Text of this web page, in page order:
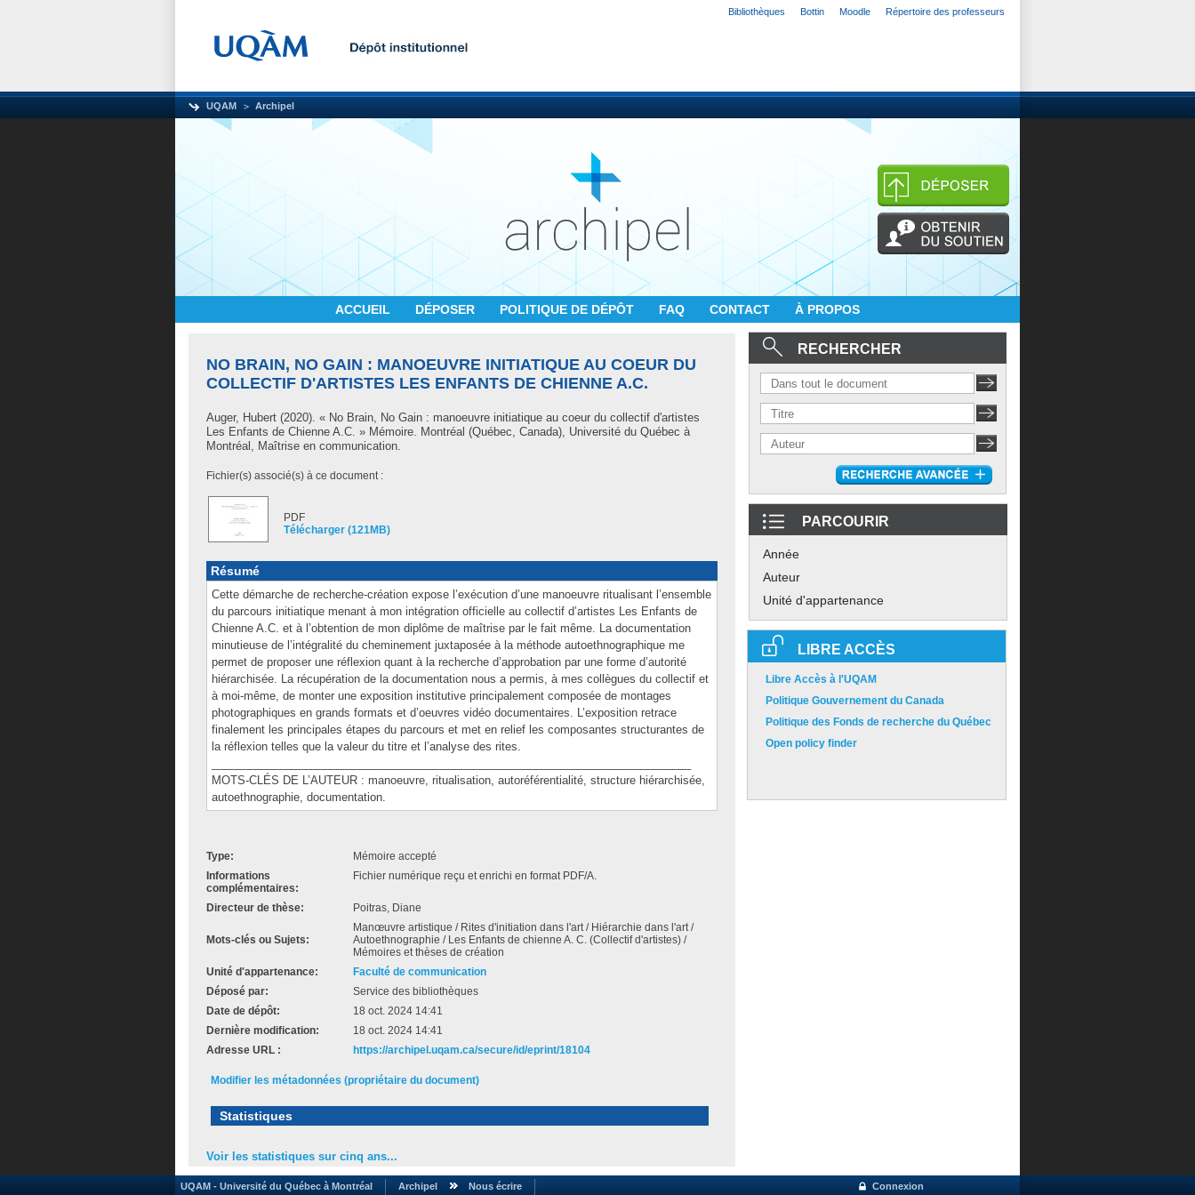
Bibliothèques Bottin Moodle Répertoire des professeurs
UQAM Archipel
ACCUEIL DÉPOSER POLITIQUE DE DÉPÔT FAQ CONTACT À PROPOS
NO BRAIN, NO GAIN : MANOEUVRE INITIATIQUE AU COEUR DU
COLLECTIF D'ARTISTES LES ENFANTS DE CHIENNE A.C.
Auger, Hubert (2020). « No Brain, No Gain : manoeuvre initiatique au coeur du collectif d'artistes
Les Enfants de Chienne A.C. » Mémoire. Montréal (Québec, Canada), Université du Québec à
Montréal, Maîtrise en communication.
Fichier(s) associé(s) à ce document :
PDF
Télécharger (121MB)
Résumé
Cette démarche de recherche-création expose l’exécution d’une manoeuvre ritualisant l’ensemble
du parcours initiatique menant à mon intégration officielle au collectif d’artistes Les Enfants de
Chienne A.C. et à l’obtention de mon diplôme de maîtrise par le fait même. La documentation
minutieuse de l’intégralité du cheminement juxtaposée à la méthode autoethnographique me
permet de proposer une réflexion quant à la recherche d’approbation par une forme d’autorité
hiérarchisée. La récupération de la documentation nous a permis, à mes collègues du collectif et
à moi-même, de monter une exposition institutive principalement composée de montages
photographiques en grands formats et d’oeuvres vidéo documentaires. L’exposition retrace
finalement les principales étapes du parcours et met en relief les composantes structurantes de
la réflexion telles que la valeur du titre et l’analyse des rites.
MOTS-CLÉS DE L’AUTEUR : manoeuvre, ritualisation, autoréférentialité, structure hiérarchisée,
autoethnographie, documentation.
Type:
Mémoire accepté
Informations
complémentaires:
Fichier numérique reçu et enrichi en format PDF/A.
Directeur de thèse: Poitras, Diane
Mots-clés ou Sujets:
Manœuvre artistique / Rites d'initiation dans l'art / Hiérarchie dans l'art /
Autoethnographie / Les Enfants de chienne A. C. (Collectif d'artistes) /
Mémoires et thèses de création
Unité d'appartenance:
Faculté de communication
Déposé par:
Service des bibliothèques
Date de dépôt:
18 oct. 2024 14:41
Dernière modification:
18 oct. 2024 14:41
Adresse URL :
https://archipel.uqam.ca/secure/id/eprint/18104
Modifier les métadonnées (propriétaire du document)
Statistiques
Voir les statistiques sur cinq ans...
RECHERCHER
PARCOURIR
Année
Auteur
Unité d'appartenance
LIBRE ACCÈS
Libre Accès à l'UQAM
Politique Gouvernement du Canada
Politique des Fonds de recherche du Québec
Open policy finder
UQAM - Université du Québec à Montréal Archipel Nous écrire Connexion